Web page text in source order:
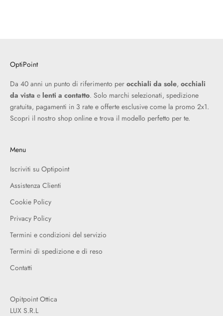
OptiPoint
Da 40 anni un punto di riferimento per occhiali da sole, occhiali
da vista e lenti a contatto. Solo marchi selezionati, spedizione
gratuita, pagamenti in 3 rate e offerte esclusive come la promo 2x1.
Scopri il nostro shop online e trova il modello perfetto per te.
Menu
Iscriviti su Optipoint
Assistenza Clienti
Cookie Policy
Privacy Policy
Termini e condizioni del servizio
Termini di spedizione e di reso
Contatti
Opitpoint Ottica
LUX S.R.L